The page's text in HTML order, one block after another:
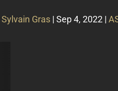
Sylvain Gras | Sep 4, 2022 |